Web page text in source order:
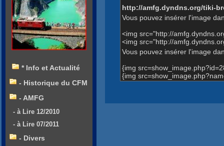
http://amfg.dyndns.org/tiki-
Vous pouvez insérer l'image
<img src="http://
<img src="http://
Vous pouvez insérer l'image
{img
{img
* Info et Actualité
- Historique du CFM
- AMFG
- à Lire 12/2010
- à Lire 07/2011
- Divers